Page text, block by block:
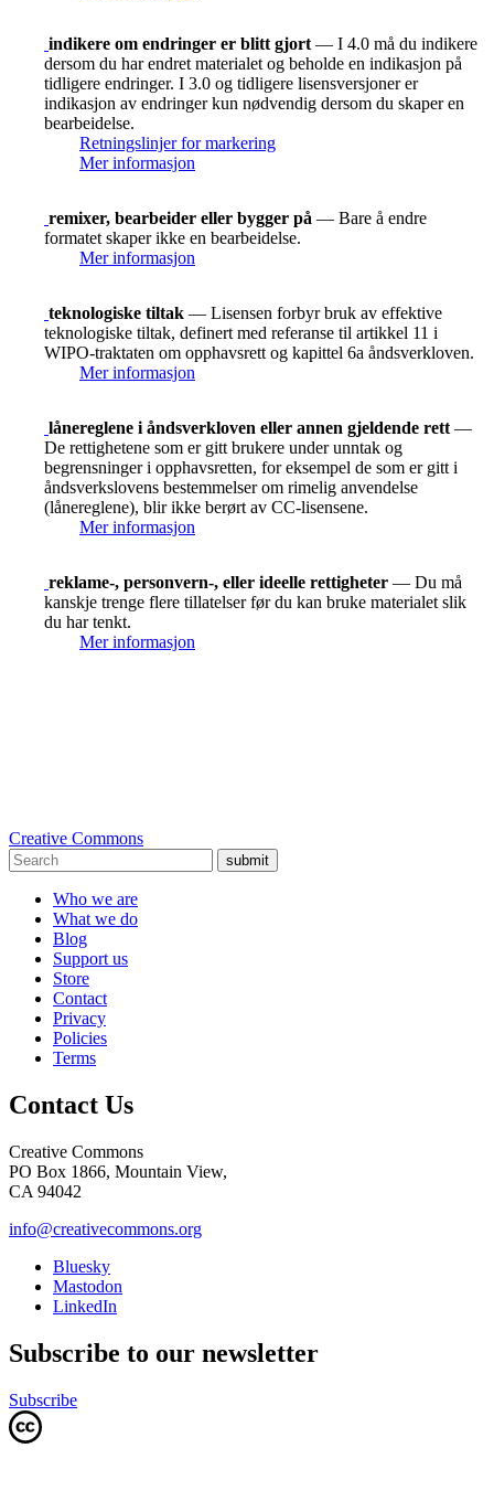
indikere om endringer er blitt gjort — I 4.0 må du indikere
dersom du har endret materialet og beholde en indikasjon på
tidligere endringer. I 3.0 og tidligere lisensversjoner er
indikasjon av endringer kun nødvendig dersom du skaper en
bearbeidelse.
Retningslinjer for markering
Mer informasjon
remixer, bearbeider eller bygger på — Bare å endre
formatet skaper ikke en bearbeidelse.
Mer informasjon
teknologiske tiltak — Lisensen forbyr bruk av effektive
teknologiske tiltak, definert med referanse til artikkel 11 i
WIPO-traktaten om opphavsrett og kapittel 6a åndsverkloven.
Mer informasjon
lånereglene i åndsverkloven eller annen gjeldende rett —
De rettighetene som er gitt brukere under unntak og
begrensninger i opphavsretten, for eksempel de som er gitt i
åndsverkslovens bestemmelser om rimelig anvendelse
(lånereglene), blir ikke berørt av CC-lisensene.
Mer informasjon
reklame-, personvern-, eller ideelle rettigheter — Du må
kanskje trenge flere tillatelser før du kan bruke materialet slik
du har tenkt.
Mer informasjon
Creative Commons
submit
Who we are
What we do
Blog
Support us
Store
Contact
Privacy
Policies
Terms
Contact Us
Creative Commons
PO Box 1866, Mountain View,
CA 94042
info@creativecommons.org
Bluesky
Mastodon
LinkedIn
Subscribe to our newsletter
Subscribe